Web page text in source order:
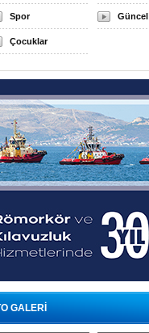
Spor Güncel
Çocuklar
GALERİ